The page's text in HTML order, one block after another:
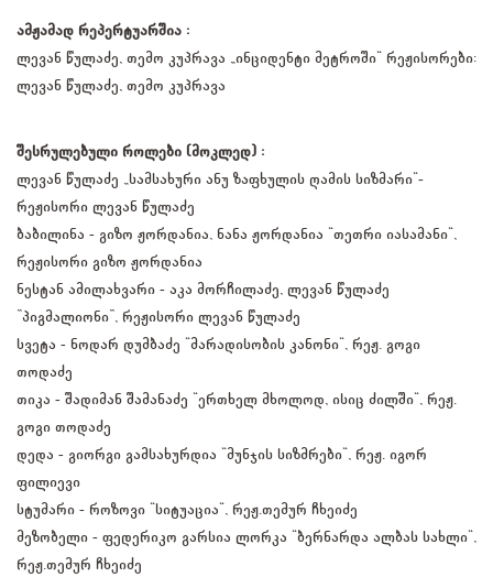
ამჟამად რეპერტუარშია :
ლევან წულაძე, თემო კუპრავა „ინციდენტი მეტროში" რეჟისორები:
ლევან წულაძე, თემო კუპრავა
შესრულებული როლები (მოკლედ) :
ლევან წულაძე „სამსახური ანუ ზაფხულის ღამის სიზმარი"-
რეჟისორი ლევან წულაძე
ბაბილინა - გიზო ჟორდანია, ნანა ჟორდანია "თეთრი იასამანი",
რეჟისორი გიზო ჟორდანია
ნესტან ამილახვარი - აკა მორჩილაძე, ლევან წულაძე
”პიგმალიონი”, რეჟისორი ლევან წულაძე
სვეტა - ნოდარ დუმბაძე "მარადისობის კანონი", რეჟ. გოგი
თოდაძე
თიკა - შადიმან შამანაძე "ერთხელ მხოლოდ, ისიც ძილში", რეჟ.
გოგი თოდაძე
დედა - გიორგი გამსახურდია "მუნჯის სიზმრები", რეჟ. იგორ
ფილიევი
სტუმარი - როზოვი "სიტუაცია", რეჟ.თემურ ჩხეიძე
მეზობელი - ფედერიკო გარსია ლორკა "ბერნარდა ალბას სახლი",
რეჟ.თემურ ჩხეიძე